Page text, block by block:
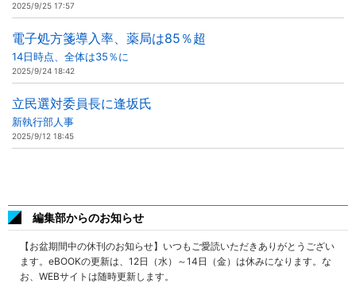
2025/9/25 17:57
電子処方箋導入率、薬局は85％超
14日時点、全体は35％に
2025/9/24 18:42
立民選対委員長に逢坂氏
新執行部人事
2025/9/12 18:45
編集部からのお知らせ
【お盆期間中の休刊のお知らせ】いつもご愛読いただきありがとうござい
ます。eBOOKの更新は、12日（水）～14日（金）は休みになります。な
お、WEBサイトは随時更新します。